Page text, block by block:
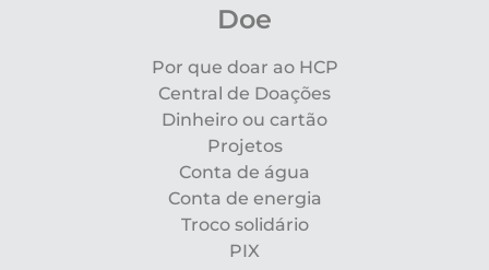
Doe
Por que doar ao HCP
Central de Doações
Dinheiro ou cartão
Projetos
Conta de água
Conta de energia
Troco solidário
PIX